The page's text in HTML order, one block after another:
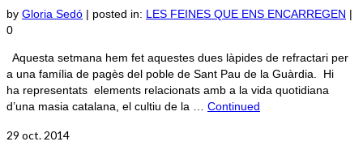
by Gloria Sedó | posted in: LES FEINES QUE ENS ENCARREGEN |
0
Aquesta setmana hem fet aquestes dues làpides de refractari per
a una família de pagès del poble de Sant Pau de la Guàrdia. Hi
ha representats elements relacionats amb a la vida quotidiana
d’una masia catalana, el cultiu de la … Continued
29 oct. 2014